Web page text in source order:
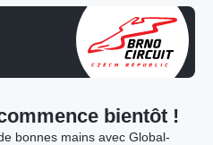
bientôt !
bonnes mains avec Global-